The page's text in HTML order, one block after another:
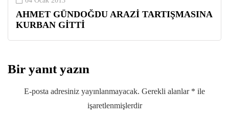
AHMET GÜNDOĞDU ARAZİ TARTIŞMASINA
KURBAN GİTTİ
Bir yanıt yazın
E-posta adresiniz yayınlanmayacak. Gerekli alanlar * ile
işaretlenmişlerdir